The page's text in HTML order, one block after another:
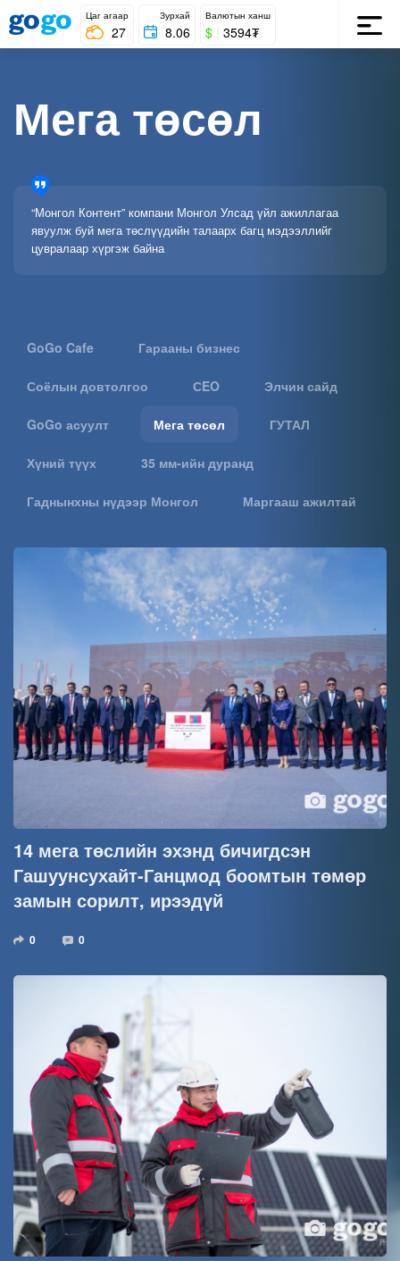
Цаг агаар
27
Зурхай
8.06
Валютын ханш
$ 3594₮
Мега төсөл
“Монгол Контент” компани Монгол Улсад үйл ажиллагаа
явуулж буй мега төслүүдийн талаарх багц мэдээллийг
цувралаар хүргэж байна
GoGo Cafe Гарааны бизнес
Соёлын довтолгоо СEO Элчин сайд
GoGo асуулт Мега төсөл ГУТАЛ
Хүний түүх 35 мм-ийн дуранд
Гаднынхны нүдээр Монгол Маргааш ажилтай
14 мега төслийн эхэнд бичигдсэн
Гашуунсухайт-Ганцмод боомтын төмөр
замын сорилт, ирээдүй
0 0